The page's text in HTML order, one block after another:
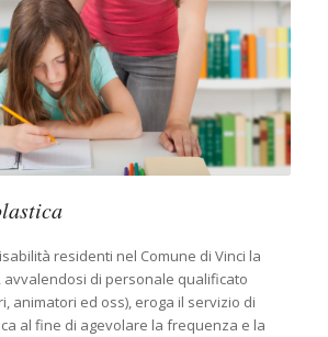
residenti nel Comune di Vinci la
avvalendosi di personale qualificato
animatori ed oss), eroga il servizio di
al fine di agevolare la frequenza e la